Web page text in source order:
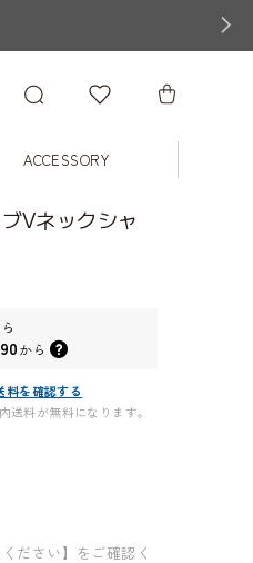
ACCESSORY
Vネックシャ
から
料を確認する
料が無料になります。
ださい】をご確認く